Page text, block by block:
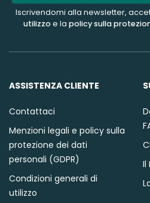
Iscrivendomi alla newsletter,
utilizzoe la policy sulla
ASSISTENZA CLIENTE
Contattaci
Menzioni legali e policy sulla
protezione dei dati
personali (GDPR)
Condizioni generali di
utilizzo
Il